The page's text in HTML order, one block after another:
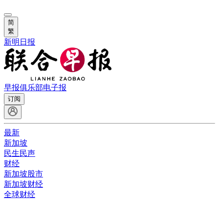
简
繁
新明日报
早报俱乐部电子报
订阅
最新
新加坡
民生民声
财经
新加坡股市
新加坡财经
全球财经